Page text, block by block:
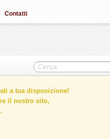
Contatti
a tua disposizione!
il nostro sito,